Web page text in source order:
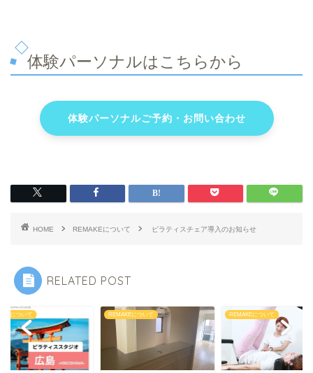
体験パーソナルはこちらから
体験パーソナルご予約・お問い合わせ
HOME REMAKEについて ピラティスチェア導入のお知らせ
RELATED POST
について REMAKEについて REMAKEについて